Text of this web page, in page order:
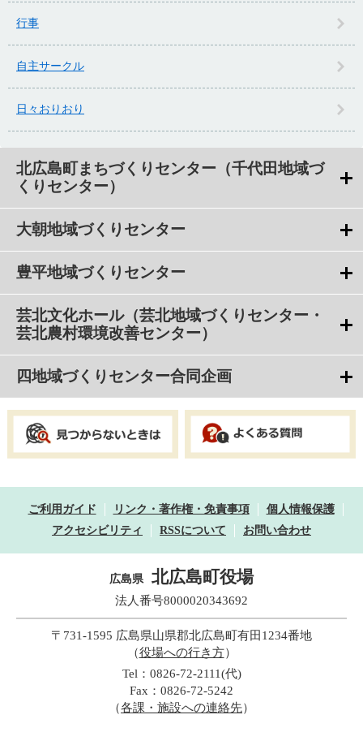
北広島町まちづくりセンター（千代田地域づ
くりセンター）
大朝地域づくりセンター
豊平地域づくりセンター
芸北文化ホール（芸北地域づくりセンター・
芸北農村環境改善センター）
四地域づくりセンター合同企画
行事
自主サークル
日々おりおり
ご利用ガイド リンク・著作権・免責事項
個人情報保護
アクセシビリティ
RSSについて お問い合わせ
広島県 北広島町役場
法人番号8000020343692
〒731-1595 広島県山県郡北広島町有田1234番地
（役場への行き方）
Tel：0826-72-2111(代)
Fax：0826-72-5242
（各課・施設への連絡先）